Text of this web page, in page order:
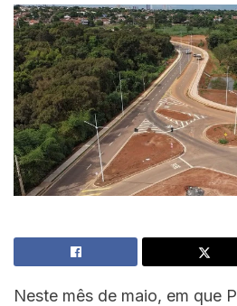
Neste mês de maio, em que